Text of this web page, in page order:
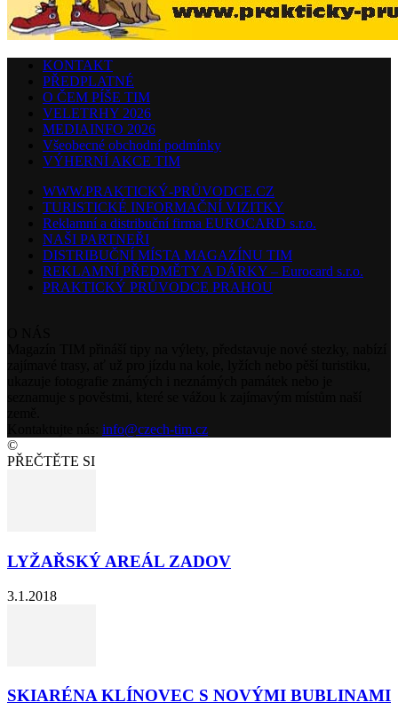
KONTAKT
PŘEDPLATNÉ
O ČEM PÍŠE TIM
VELETRHY 2026
MEDIAINFO 2026
Všeobecné obchodní podmínky
VÝHERNÍ AKCE TIM
WWW.PRAKTICKÝ-PRŮVODCE.CZ
TURISTICKÉ INFORMAČNÍ VIZITKY
Reklamní a distribuční firma EUROCARD s.r.o.
NAŠI PARTNEŘI
DISTRIBUČNÍ MÍSTA MAGAZÍNU TIM
REKLAMNÍ PŘEDMĚTY A DÁRKY – Eurocard s.r.o.
PRAKTICKÝ PRŮVODCE PRAHOU
info@czech-tim.cz
©
PŘEČTĚTE SI
LYŽAŘSKÝ AREÁL ZADOV
3.1.2018
SKIARÉNA KLÍNOVEC S NOVÝMI BUBLINAMI